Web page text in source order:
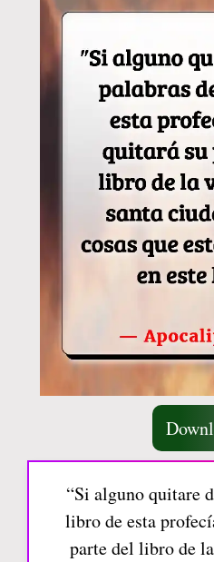
“Si alguno quitare
libro de esta
parte del libro de